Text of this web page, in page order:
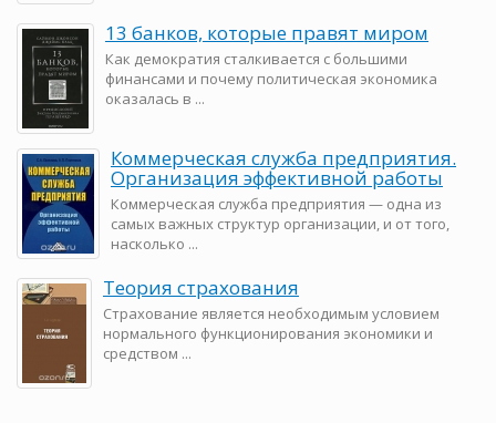
13 банков, которые правят миром
Как демократия сталкивается с большими
финансами и почему политическая экономика
оказалась в ...
Коммерческая служба предприятия.
Организация эффективной работы
Коммерческая служба предприятия — одна из
самых важных структур организации, и от того,
насколько ...
Теория страхования
Страхование является необходимым условием
нормального функционирования экономики и
средством ...